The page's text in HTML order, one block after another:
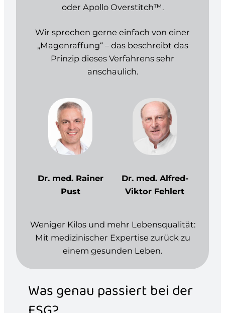
oder Apollo Overstitch™.
Wir sprechen gerne einfach von einer
„Magenraffung“ – das beschreibt das
Prinzip dieses Verfahrens sehr
anschaulich.
Dr. med. Rainer
Pust
Dr. med. Alfred-
Viktor Fehlert
Weniger Kilos und mehr Lebensqualität:
Mit medizinischer Expertise zurück zu
einem gesunden Leben.
Was genau passiert bei der